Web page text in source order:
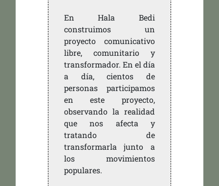
En Hala Bedi
construimos un
proyecto comunicativo
libre, comunitario y
transformador. En el día
a día, cientos de
personas participamos
en este proyecto,
observando la realidad
que nos afecta y
tratando de
transformarla junto a
los movimientos
populares.